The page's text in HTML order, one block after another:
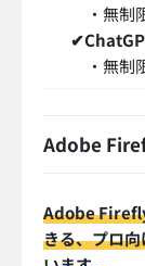
・無制
✔
・無制
Adobe
Adobe
きる、プロ